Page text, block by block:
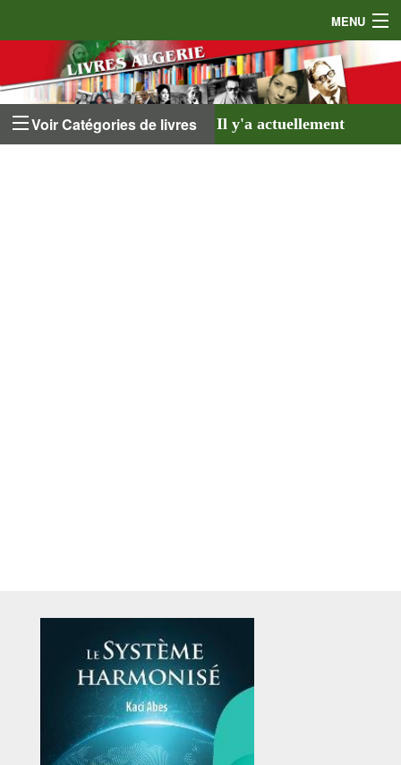
MENU
Accueil
Auteurs
Voir Catégories de livres Il y'a actuellement